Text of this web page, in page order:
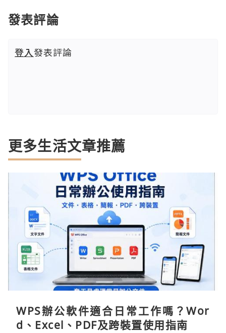
發表評論
登入發表評論
更多生活文章推薦
WPS辦公軟件適合日常工作嗎？Wor
d、Excel、PDF及跨裝置使用指南